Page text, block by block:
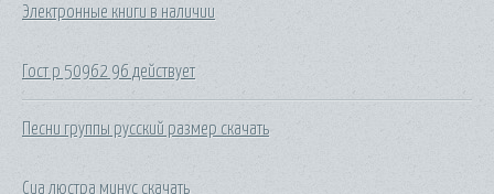
Электронные книги в наличии
Гост р 50962 96 действует
Песни группы русский размер скачать
Сиа люстра минус скачать